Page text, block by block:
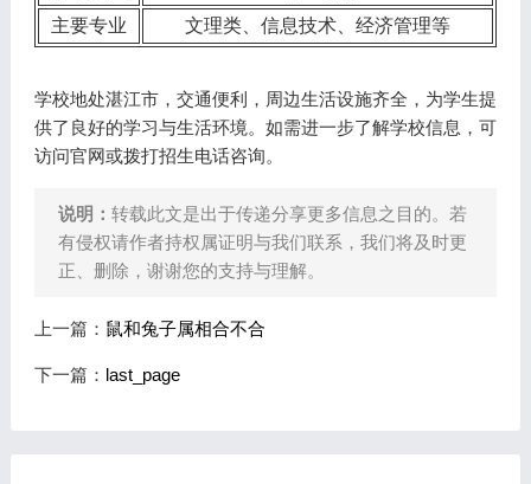
主要专业
文理类、信息技术、经济管理等
学校地处湛江市，交通便利，周边生活设施齐全，为学生提
供了良好的学习与生活环境。如需进一步了解学校信息，可
访问官网或拨打招生电话咨询。
说明： 转载此文是出于传递分享更多信息之目的。若
有侵权请作者持权属证明与我们联系，我们将及时更
正、删除，谢谢您的支持与理解。
上一篇： 鼠和兔子属相合不合
下一篇： last_page